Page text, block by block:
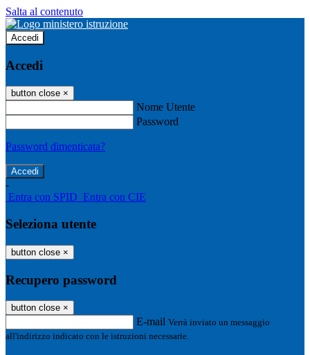
Salta al contenuto
Accedi
Accedi
button close ×
Nome Utente
Password
Password dimenticata?
-
Entra con SPID Entra con CIE
Seleziona utente
button close ×
Recupero password
button close ×
E-mail Verrà inviato un messaggio
all'indirizzo indicato con le istruzioni necessarie.